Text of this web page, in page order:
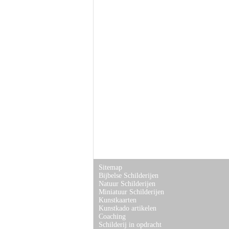
Sitemap
Bijbelse Schilderijen
Natuur Schilderijen
Miniatuur Schilderijen
Kunstkaarten
Kunstkado artikelen
Coaching
Schilderij in opdracht